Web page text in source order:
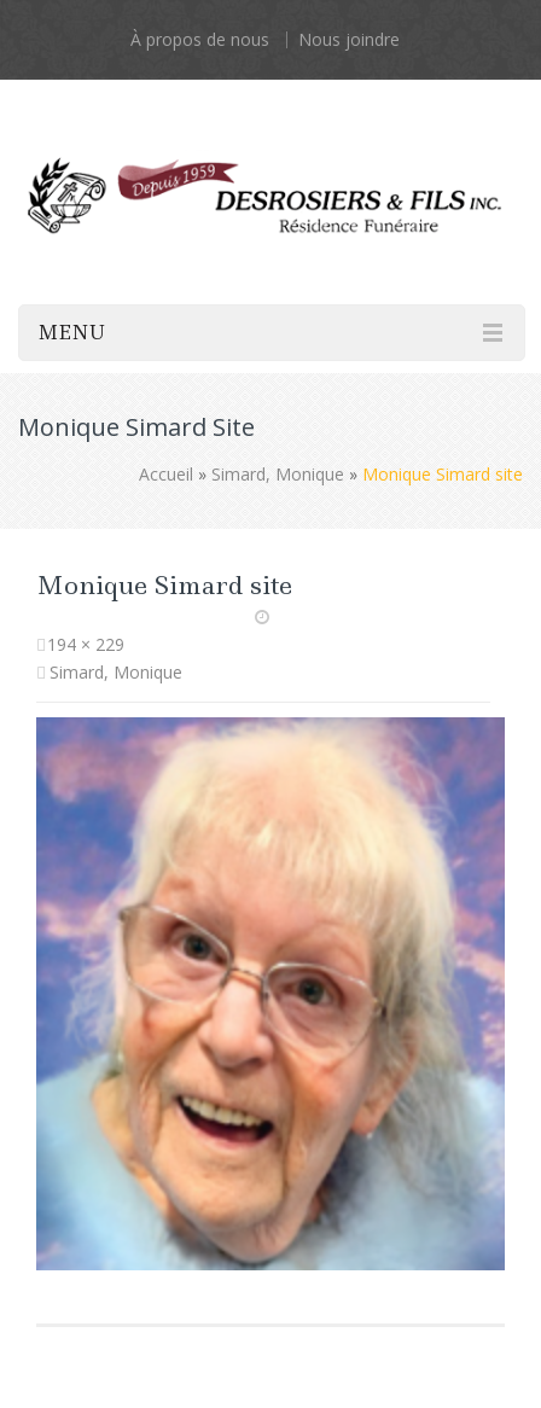
À propos de nous Nous joindre
MENU
Monique Simard Site
Accueil » Simard, Monique » Monique Simard site
Monique Simard site
194 × 229
Simard, Monique